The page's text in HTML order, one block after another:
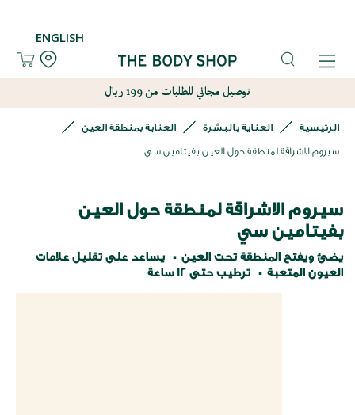
ENGLISH
توصيل مجاني للطلبات من 199 ريال
الرئيسية العناية بالبشرة العناية بمنطقة العين
سيروم الاشراقة لمنطقة حول العين بفيتامين سي
سيروم الاشراقة لمنطقة حول العين
بفيتامين سي
يضئ ويفتح المنطقة تحت العين
يساعد على تقليل علامات
العيون المتعبة
ترطيب حتى 12 ساعة